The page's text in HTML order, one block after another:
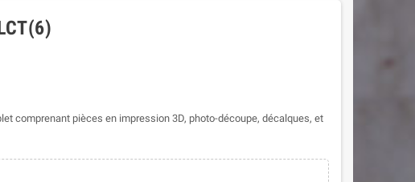
comprenant pièces en impression 3D, photo-découpe, décalques, et